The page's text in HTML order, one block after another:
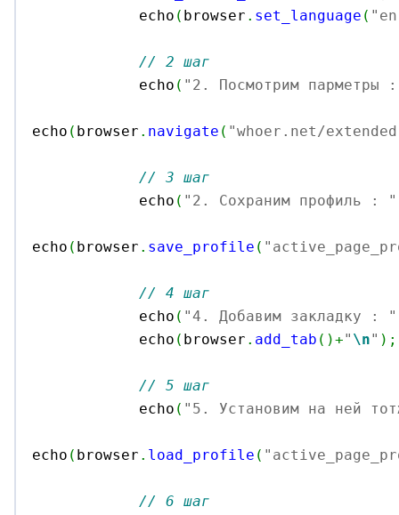
            echo
( browser . set_language (
// 2 шаг
            echo
( "2. Посмотрим парметры
echo ( browser . navigate ( "whoer.net/
// 3 шаг
            echo
( "2. Сохраним профиль : "
echo ( browser . save_profile (
// 4 шаг
            echo
( "4. Добавим закладку : "
            echo
( browser . add_tab ( )+" \n" ) ;
// 5 шаг
            echo
( "5. Установим на ней
echo ( browser . load_profile (
// 6 шаг